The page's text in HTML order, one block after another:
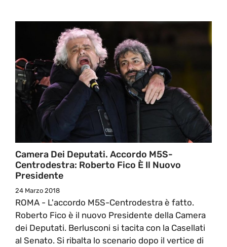
Camera Dei Deputati. Accordo M5S-
Centrodestra: Roberto Fico È Il Nuovo
Presidente
24 Marzo 2018
ROMA - L'accordo M5S-Centrodestra è fatto.
Roberto Fico è il nuovo Presidente della Camera
dei Deputati. Berlusconi si tacita con la Casellati
al Senato. Si ribalta lo scenario dopo il vertice di